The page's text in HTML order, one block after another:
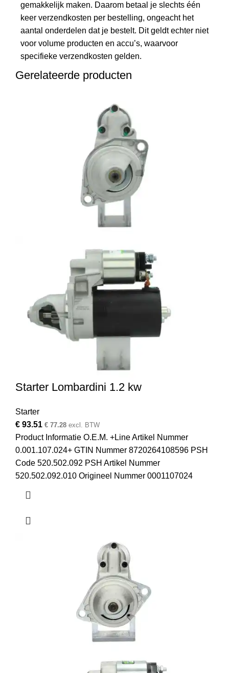
gemakkelijk maken. Daarom betaal je slechts één
keer verzendkosten per bestelling, ongeacht het
aantal onderdelen dat je bestelt. Dit geldt echter niet
voor volume producten en accu’s, waarvoor
specifieke verzendkosten gelden.
Gerelateerde producten
Starter Lombardini 1.2 kw
Starter
€ 93.51 € 77.28 excl. BTW
Product Informatie O.E.M. +Line Artikel Nummer
0.001.107.024+ GTIN Nummer 8720264108596 PSH
Code 520.502.092 PSH Artikel Nummer
520.502.092.010 Origineel Nummer 0001107024